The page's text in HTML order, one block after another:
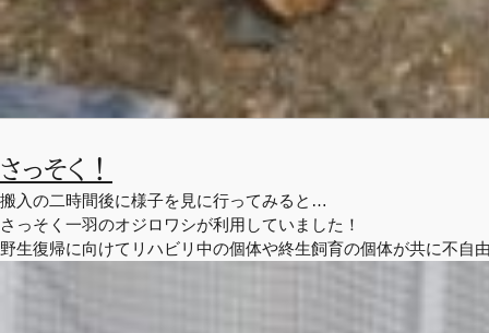
さっそく！
搬入の二時間後に様子を見に行ってみると…
さっそく一羽のオジロワシが利用していました！
野生復帰に向けてリハビリ中の個体や終生飼育の個体が共に不